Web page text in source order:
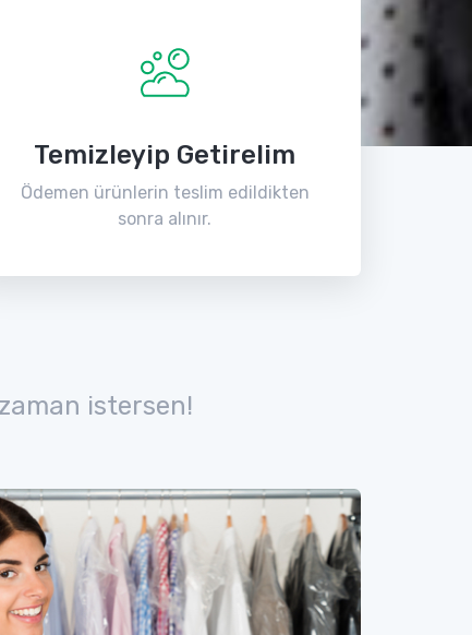
Temizleyip Getirelim
Ödemen ürünlerin teslim edildikten
sonra alınır.
istersen!